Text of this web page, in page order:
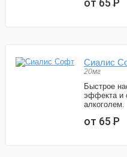
от 65Р
Сиалис
20мг
Быстрое
эффекта и
алкоголем.
от 65Р